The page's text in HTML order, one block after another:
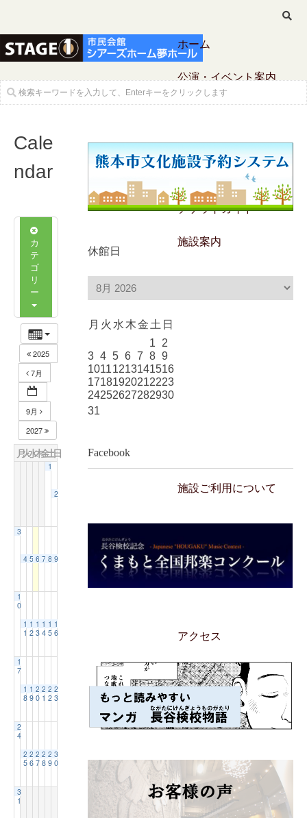
ホーム
公演・イベント案内
チケットガイド
施設案内
施設ご利用について
アクセス
よくあるご質問
Cale
ndar
カ
テ
ゴ
リ
ー
2025
7月
9月
2027
月火水木金土日
1
2
3
4 5 6 7 8 9
1
0
1
1
1
2
1
3
1
4
1
5
1
6
1
7
1
8
1
9
2
0
2
1
2
2
2
3
2
4
2
5
2
6
2
7
2
8
2
9
3
0
3
1
休館日
月 火 水 木金 土 日
1
2
3 4 5 6 7 8 9
10111213141516
17181920212223
24252627282930
31
Facebook